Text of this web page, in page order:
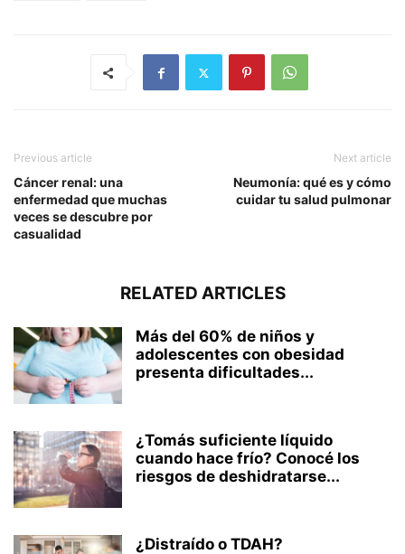
Previous article
Cáncer renal: una
enfermedad que muchas
veces se descubre por
casualidad
Next article
Neumonía: qué es y cómo
cuidar tu salud pulmonar
RELATED ARTICLES
Más del 60% de niños y
adolescentes con obesidad
presenta dificultades...
¿Tomás suficiente líquido
cuando hace frío? Conocé los
riesgos de deshidratarse...
¿Distraído o TDAH?